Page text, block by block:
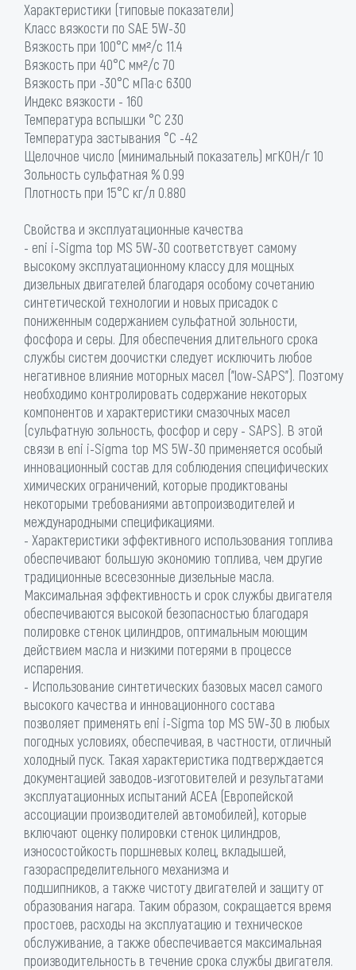
Характеристики (типовые показатели)
Класс вязкости по SAE 5W-30
Вязкость при 100°С мм²/с 11.4
Вязкость при 40°С мм²/с 70
Вязкость при -30°С мПа·с 6300
Индекс вязкости - 160
Температура вспышки °C 230
Температура застывания °C -42
Щелочное число (минимальный показатель) мгКОН/г 10
Зольность сульфатная % 0.99
Плотность при 15°С кг/л 0.880
Свойства и эксплуатационные качества
- eni i-Sigma top MS 5W-30 соответствует самому
высокому эксплуатационному классу для мощных
дизельных двигателей благодаря особому сочетанию
синтетической технологии и новых присадок с
пониженным содержанием сульфатной зольности,
фосфора и серы. Для обеспечения длительного срока
службы систем доочистки следует исключить любое
негативное влияние моторных масел ("low-SAPS"). Поэтому
необходимо контролировать содержание некоторых
компонентов и характеристики смазочных масел
(сульфатную зольность, фосфор и серу - SAPS). В этой
связи в eni i-Sigma top MS 5W-30 применяется особый
инновационный состав для соблюдения специфических
химических ограничений, которые продиктованы
некоторыми требованиями автопроизводителей и
международными спецификациями.
- Характеристики эффективного использования топлива
обеспечивают большую экономию топлива, чем другие
традиционные всесезонные дизельные масла.
Максимальная эффективность и срок службы двигателя
обеспечиваются высокой безопасностью благодаря
полировке стенок цилиндров, оптимальным моющим
действием масла и низкими потерями в процессе
испарения.
- Использование синтетических базовых масел самого
высокого качества и инновационного состава
позволяет применять eni i-Sigma top MS 5W-30 в любых
погодных условиях, обеспечивая, в частности, отличный
холодный пуск. Такая характеристика подтверждается
документацией заводов-изготовителей и результатами
эксплуатационных испытаний АСЕА (Европейской
ассоциации производителей автомобилей), которые
включают оценку полировки стенок цилиндров,
износостойкость поршневых колец, вкладышей,
газораспределительного механизма и
подшипников, а также чистоту двигателей и защиту от
образования нагара. Таким образом, сокращается время
простоев, расходы на эксплуатацию и техническое
обслуживание, а также обеспечивается максимальная
производительность в течение срока службы двигателя.